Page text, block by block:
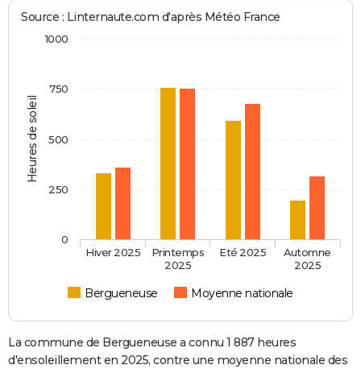
Heures de soleil
Source : Linternaute.com d'après Météo France
Bergueneuse Moyenne nationale
Hiver 2025
Printemps
2025
Eté 2025
Automne
2025
0
250
500
750
1000
La commune de Bergueneuse a connu 1 887 heures
d'ensoleillement en 2025, contre une moyenne nationale des